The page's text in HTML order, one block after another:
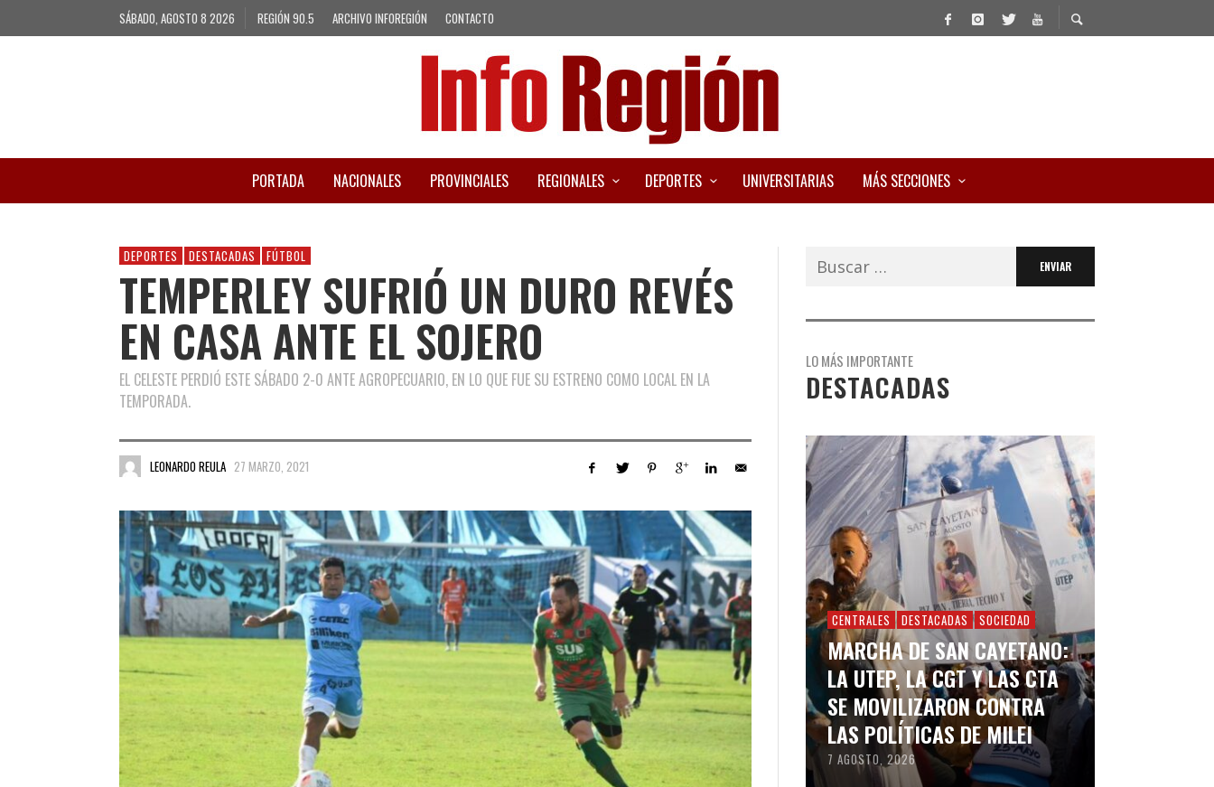
SÁBADO, AGOSTO 8 2026 REGIÓN 90.5 ARCHIVO INFOREGIÓN CONTACTO
PORTADA NACIONALES PROVINCIALES REGIONALES DEPORTES UNIVERSITARIAS MÁS SECCIONES
DEPORTES DESTACADAS FÚTBOL
TEMPERLEY SUFRIÓ UN DURO REVÉS
EN CASA ANTE EL SOJERO
EL CELESTE PERDIÓ ESTE SÁBADO 2-0 ANTE AGROPECUARIO, EN LO QUE FUE SU ESTRENO COMO LOCAL EN LA
TEMPORADA.
LEONARDO REULA 27 MARZO, 2021
Buscar:
LO MÁS IMPORTANTE
DESTACADAS
CENTRALES DESTACADAS SOCIEDAD
MARCHA DE SAN CAYETANO:
LA UTEP, LA CGT Y LAS CTA
SE MOVILIZARON CONTRA
LAS POLÍTICAS DE MILEI
7 AGOSTO, 2026